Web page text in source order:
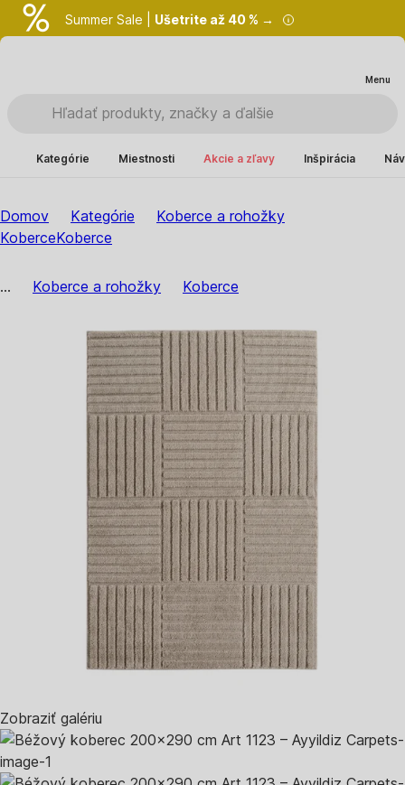
Summer Sale | Ušetrite až 40 % →
Menu
Kategórie Miestnosti Akcie a zľavy Inšpirácia
Domov Kategórie
Koberce a rohožky
KoberceKoberce
... Koberce a rohožky Koberce
Zobraziť galériu